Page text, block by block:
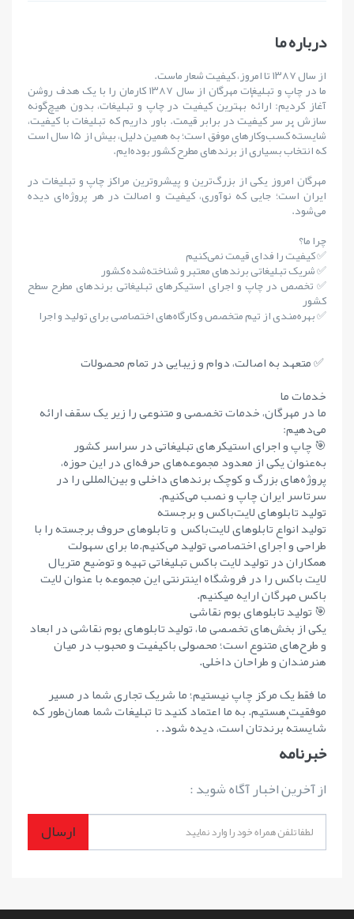
درباره ما
از سال ۱۳۸۷ تا امروز، کیفیت شعار ماست.
ما در چاپ و تبلیغات مهرگان از سال ۱۳۸۷ کارمان را با یک هدف روشن
آغاز کردیم: ارائهٔ بهترین کیفیت در چاپ و تبلیغات، بدون هیچ‌گونه
سازش بر سر کیفیت در برابر قیمت. باور داریم که تبلیغات با کیفیت،
شایستهٔ کسب‌وکارهای موفق است؛ به همین دلیل، بیش از ۱۵ سال است
که انتخاب بسیاری از برندهای مطرح کشور بوده‌ایم.
مهرگان امروز یکی از بزرگ‌ترین و پیشروترین مراکز چاپ و تبلیغات در
ایران است؛ جایی که نوآوری، کیفیت و اصالت در هر پروژه‌ای دیده
می‌شود.
چرا ما؟
✅ کیفیت را فدای قیمت نمی‌کنیم
✅ شریک تبلیغاتی برندهای معتبر و شناخته‌شده کشور
✅ تخصص در چاپ و اجرای استیکرهای تبلیغاتی برندهای مطرح سطح
کشور
✅ بهره‌مندی از تیم متخصص و کارگاه‌های اختصاصی برای تولید و اجرا
✅ متعهد به اصالت، دوام و زیبایی در تمام محصولات
خدمات ما
ما در مهرگان، خدمات تخصصی و متنوعی را زیر یک سقف ارائه
می‌دهیم:
🎯 چاپ و اجرای استیکرهای تبلیغاتی در سراسر کشور
به‌عنوان یکی از معدود مجموعه‌های حرفه‌ای در این حوزه،
پروژه‌های بزرگ و کوچک برندهای داخلی و بین‌المللی را در
سرتاسر ایران چاپ و نصب می‌کنیم.
تولید تابلوهای لایت‌باکس و برجسته
تولید انواع تابلوهای لایت‌باکس و تابلوهای حروف برجسته را با
طراحی و اجرای اختصاصی تولید می‌کنیم.ما برای سهولت
همکاران در تولید لایت باکس تبلیغاتی تهیه و توضیع متریال
لایت باکس را در فروشگاه اینترنتی این مجموعه با عنوان لایت
باکس مهرگان ارایه میکنیم.
🎯 تولید تابلوهای بوم نقاشی
یکی از بخش‌های تخصصی ما، تولید تابلوهای بوم نقاشی در ابعاد
و طرح‌های متنوع است؛ محصولی باکیفیت و محبوب در میان
هنرمندان و طراحان داخلی.
ما فقط یک مرکز چاپ نیستیم؛ ما شریک تجاری شما در مسیر
موفقیت هستیم. به ما اعتماد کنید تا تبلیغات شما همان‌طور که
شایستهٔ برندتان است، دیده شود. .
خبرنامه
از آخرین اخبار آگاه شوید :
ارسال